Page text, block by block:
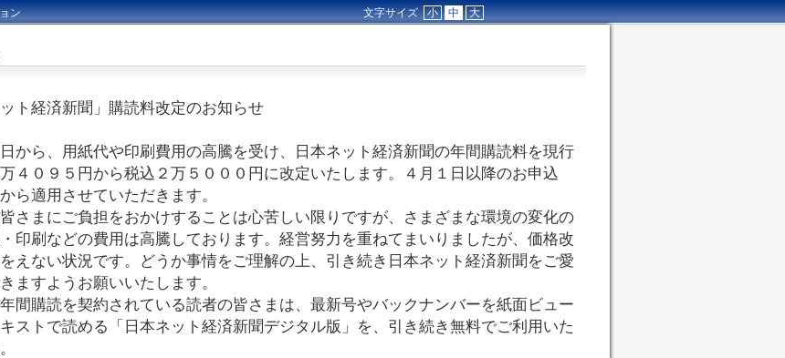
ン 文字サイズ 小 中 大
ット経済新聞」購読料改定のお知らせ
から、用紙代や印刷費用の高騰を受け、日本ネット経済新聞の年間購読料を現行
４０９５円から税込２万５０００円に改定いたします。４月１日以降のお申込
ら適用させていただきます。
さまにご負担をおかけすることは心苦しい限りですが、さまざまな環境の変化の
印刷などの費用は高騰しております。経営努力を重ねてまいりましたが、価格改
えない状況です。どうか事情をご理解の上、引き続き日本ネット経済新聞をご愛
ますようお願いいたします。
間購読を契約されている読者の皆さまは、最新号やバックナンバーを紙面ビュー
ストで読める「日本ネット経済新聞デジタル版」を、引き続き無料でご利用いた